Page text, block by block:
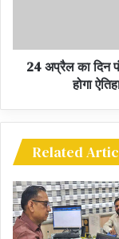
24 अप्रैल का दिन
होगा
Related